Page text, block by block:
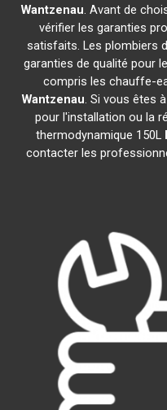
Wantzenau. Avant de
vérifier les garanties
satisfaits. Les plombiers
garanties de qualité pour
compris les chauffe-
Wantzenau. Si vous êtes
pour l'installation ou la
thermodynamique 150L
contacter les